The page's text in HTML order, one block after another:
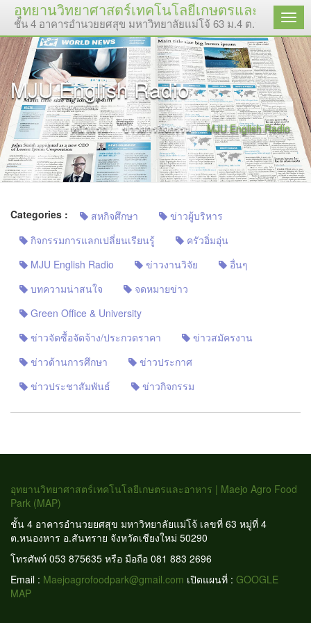
อุทยานวิทยาศาสตร์เทคโนโลยีเกษตรและอาหาร |
ชั้น 4 อาคารอำนวยยศสุข มหาวิทยาลัยแม่โจ้ 63 ม.4 ต.หนองหาร อ.
เมนู
MJU English Radio
หน้าแรก ข่าวสารกิจกรรม MJU English Radio
Categories : สหกิจศึกษา
ข่าวผู้บริหาร
กิจกรรมการแลกเปลี่ยนเรียนรู้
ครัวอิ่มอุ่น
MJU English Radio
ข่าวงานวิจัย
อื่นๆ
บทความน่าสนใจ
จดหมายข่าว
Green Office & University
ข่าวจัดซื้อจัดจ้าง/ประกวดราคา
ข่าวสมัครงาน
ข่าวด้านการศึกษา
ข่าวประกาศ
ข่าวประชาสัมพันธ์
ข่าวกิจกรรม
อุทยานวิทยาศาสตร์เทคโนโลยีเกษตรและอาหาร | Maejo Agro Food
Park (MAP)
ชั้น 4 อาคารอำนวยยศสุข มหาวิทยาลัยแม่โจ้ เลขที่ 63 หมู่ที่ 4
ต.หนองหาร อ.สันทราย จังหวัดเชียงใหม่ 50290
โทรศัพท์ 053 875635 หรือ มือถือ 081 883 2696
Email : Maejoagrofoodpark@gmail.com เปิดแผนที่ : GOOGLE
MAP